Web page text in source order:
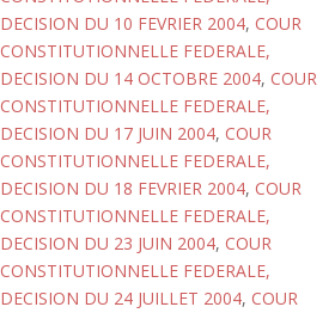
DECISION DU 10 FEVRIER 2004, COUR
CONSTITUTIONNELLE FEDERALE,
DECISION DU 14 OCTOBRE 2004, COUR
CONSTITUTIONNELLE FEDERALE,
DECISION DU 17 JUIN 2004, COUR
CONSTITUTIONNELLE FEDERALE,
DECISION DU 18 FEVRIER 2004, COUR
CONSTITUTIONNELLE FEDERALE,
DECISION DU 23 JUIN 2004, COUR
CONSTITUTIONNELLE FEDERALE,
DECISION DU 24 JUILLET 2004, COUR